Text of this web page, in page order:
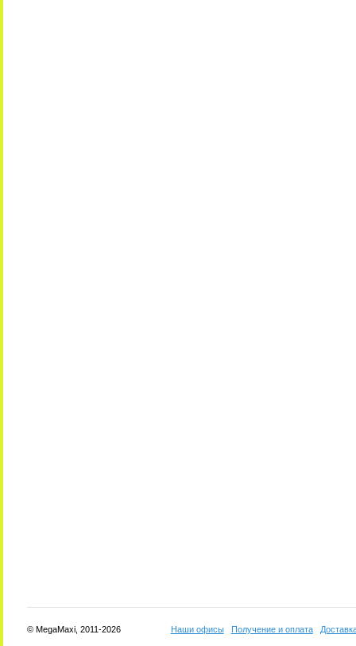
© MegaMaxi, 2011-2026 Наши офисы Получение и оплата